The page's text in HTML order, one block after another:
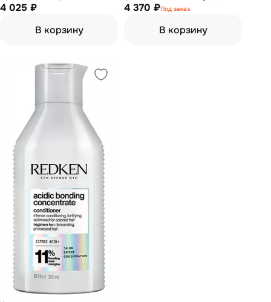
Нейтрализирующий шампунь
4 025 ₽
В корзину
5,5''
4 370 ₽Под заказ
В корзину